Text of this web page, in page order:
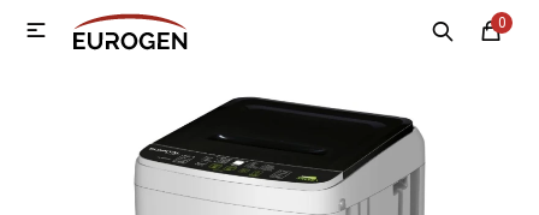
0
 MI CUENTA
Contacto
Electrodomésticos